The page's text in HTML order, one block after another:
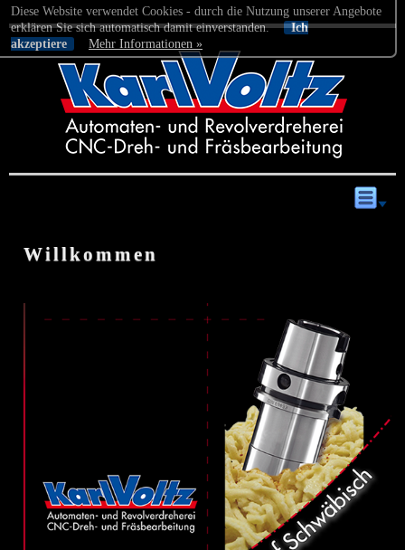
Willkommen
Diese Website verwendet Cookies - durch die Nutzung unserer Angebote
erklären Sie sich automatisch damit einverstanden.
Ich
akzeptiere
Mehr Informationen »